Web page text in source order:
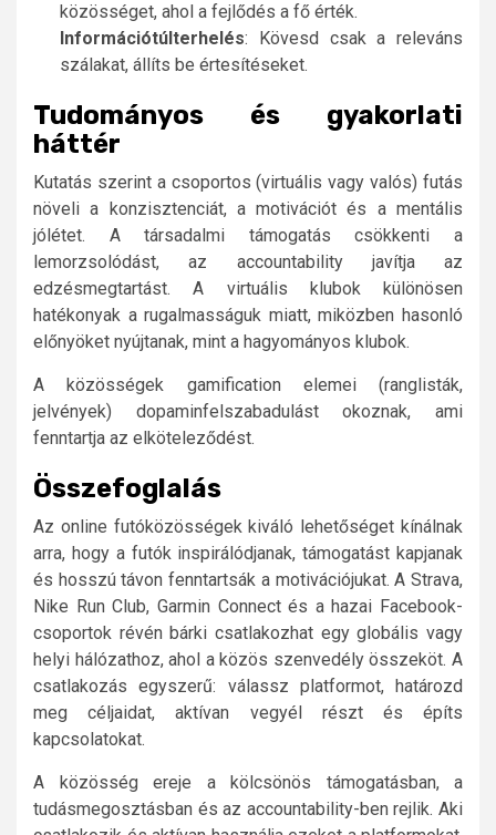
közösséget, ahol a fejlődés a fő érték.
Információtúlterhelés: Kövesd csak a releváns
szálakat, állíts be értesítéseket.
Tudományos és gyakorlati
háttér
Kutatás szerint a csoportos (virtuális vagy valós) futás
növeli a konzisztenciát, a motivációt és a mentális
jólétet. A társadalmi támogatás csökkenti a
lemorzsolódást, az accountability javítja az
edzésmegtartást. A virtuális klubok különösen
hatékonyak a rugalmasságuk miatt, miközben hasonló
előnyöket nyújtanak, mint a hagyományos klubok.
A közösségek gamification elemei (ranglisták,
jelvények) dopaminfelszabadulást okoznak, ami
fenntartja az elköteleződést.
Összefoglalás
Az online futóközösségek kiváló lehetőséget kínálnak
arra, hogy a futók inspirálódjanak, támogatást kapjanak
és hosszú távon fenntartsák a motivációjukat. A Strava,
Nike Run Club, Garmin Connect és a hazai Facebook-
csoportok révén bárki csatlakozhat egy globális vagy
helyi hálózathoz, ahol a közös szenvedély összeköt. A
csatlakozás egyszerű: válassz platformot, határozd
meg céljaidat, aktívan vegyél részt és építs
kapcsolatokat.
A közösség ereje a kölcsönös támogatásban, a
tudásmegosztásban és az accountability-ben rejlik. Aki